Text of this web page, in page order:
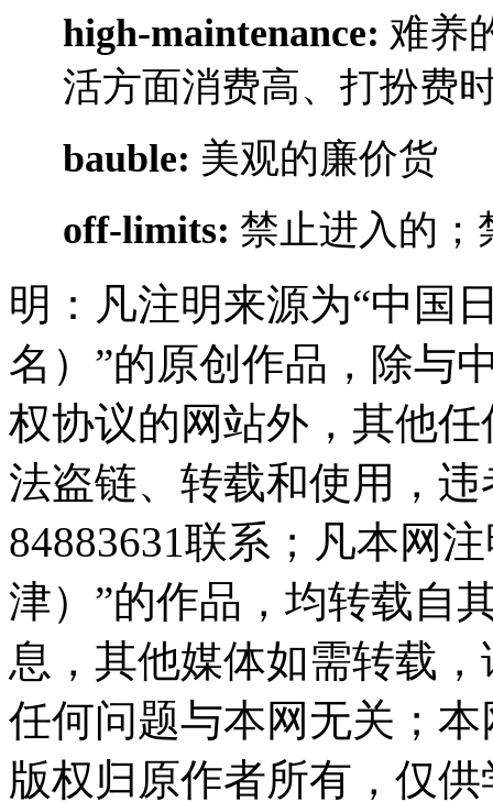
high-maintenance: 难养
活方面消费高、打扮费
bauble: 美观的廉价货
off-limits: 禁止进入的；
明：凡注明来源为“中国
名）”的原创作品，除与
权协议的网站外，其他
法盗链、转载和使用，
84883631联系；凡本网
津）”的作品，均转载自
息，其他媒体如需转载
任何问题与本网无关；
版权归原作者所有，仅